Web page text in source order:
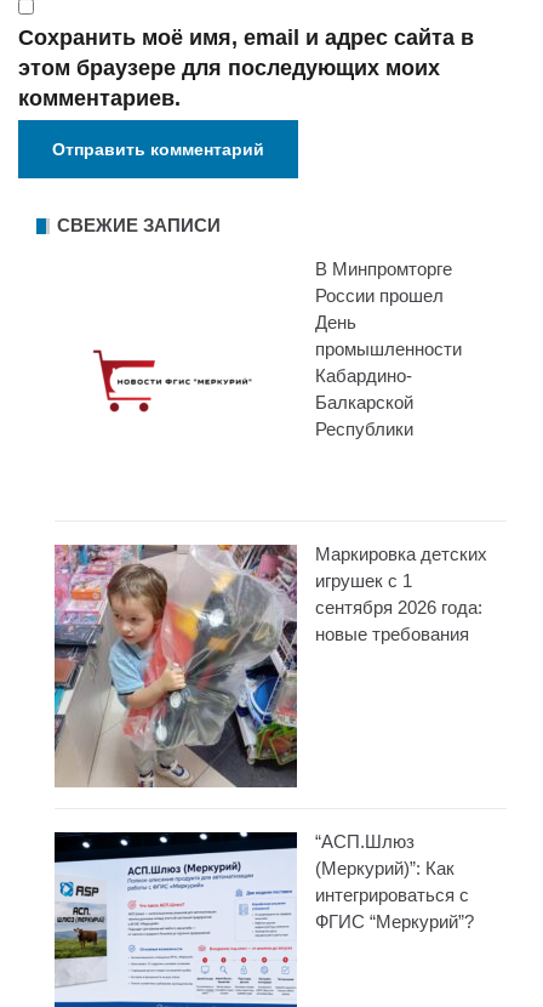
Сохранить моё имя, email и адрес сайта в
этом браузере для последующих моих
комментариев.
СВЕЖИЕ ЗАПИСИ
В Минпромторге
России прошел
День
промышленности
Кабардино-
Балкарской
Республики
Маркировка детских
игрушек с 1
сентября 2026 года:
новые требования
“АСП.Шлюз
(Меркурий)”: Как
интегрироваться с
ФГИС “Меркурий”?